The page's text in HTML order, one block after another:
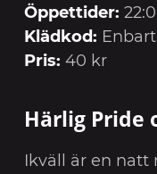
Öppettider:
Klädkod:
Pris: 40 kr
Härlig Pride
Ikväll är en natt